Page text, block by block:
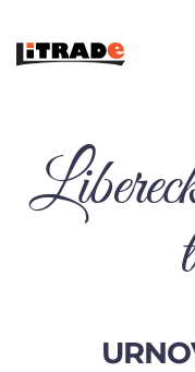
Skip to main